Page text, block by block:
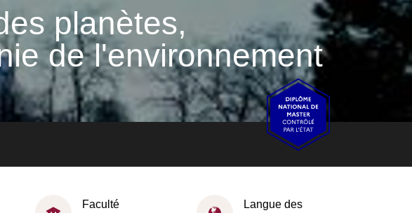
planètes,
de l'environnement
Faculté
Langue des